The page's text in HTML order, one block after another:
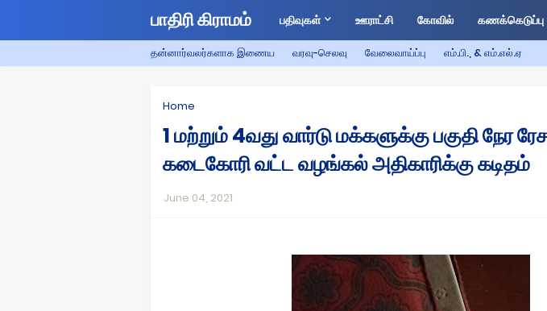
பாதிரி கிராமம் பதிவுகள் ஊராட்சி கோவில் கணக்கெடுப்பு
தன்னார்வலர்களாக இணைய வரவு-செலவு வேலைவாய்ப்பு எம்.பி., & எம்.எல்.ஏ
Home
1 மற்றும் 4வது வார்டு மக்களுக்கு பகுதி நேர
கடைகோரி வட்ட வழங்கல் அதிகாரிக்கு கடிதம்
June 04, 2021